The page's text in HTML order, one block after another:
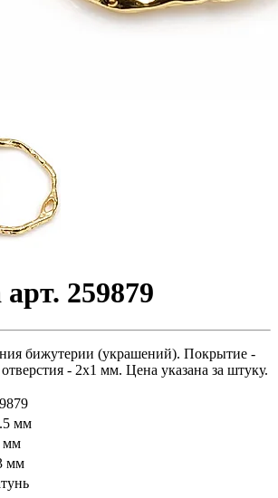
259879
бижутерии (украшений). Покрытие -
- 2х1 мм. Цена указана за штуку.
мм
мм
мм